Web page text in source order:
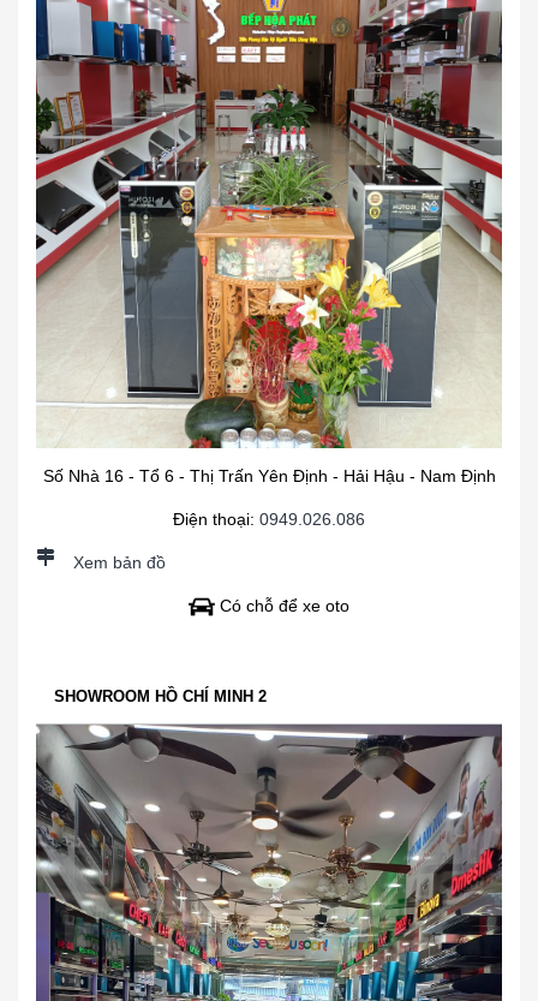
Số Nhà 16 - Tổ 6 - Thị Trấn Yên Định - Hải Hậu - Nam Định
Điện thoại: 0949.026.086
Xem bản đồ
Có chỗ để xe oto
SHOWROOM HỒ CHÍ MINH 2